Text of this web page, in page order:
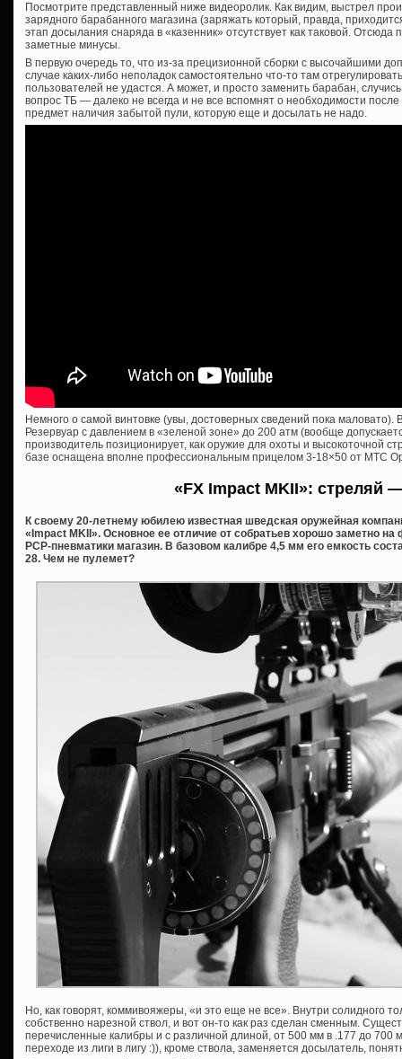
Посмотрите представленный ниже видеоролик. Как видим, выстрел
зарядного барабанного магазина (заряжать который, правда,
этап досылания снаряда в «казенник» отсутствует как таковой.
заметные минусы.
В первую очередь то, что из-за прецизионной сборки с высочайшими
случае каких-либо неполадок самостоятельно что-то там
пользователей не удастся. А может, и просто заменить барабан,
вопрос ТБ — далеко не всегда и не все вспомнят о необходимости
предмет наличия забытой пули, которую еще и досылать не надо.
Немного о самой винтовке (увы, достоверных сведений пока маловато).
Резервуар с давлением в «зеленой зоне» до 200 атм (вообще
производитель позиционирует, как оружие для охоты и высокоточной
базе оснащена вполне профессиональным прицелом 3-18×50 от MTC
«FX Impact MKII»: стреляй
К своему 20-летнему юбилею известная шведская оружейная
«Impact MKII». Основное ее отличие от собратьев хорошо заметно
PCP-пневматики магазин. В базовом калибре 4,5 мм его емкость
28. Чем не пулемет?
Но, как говорят, коммивояжеры, «и это еще не все». Внутри солидного
собственно нарезной ствол, и вот он-то как раз сделан сменным.
перечисленные калибры и с различной длиной, от 500 мм в .177 до 700
переходе из лиги в лигу :)), кроме ствола, заменяется досылатель,